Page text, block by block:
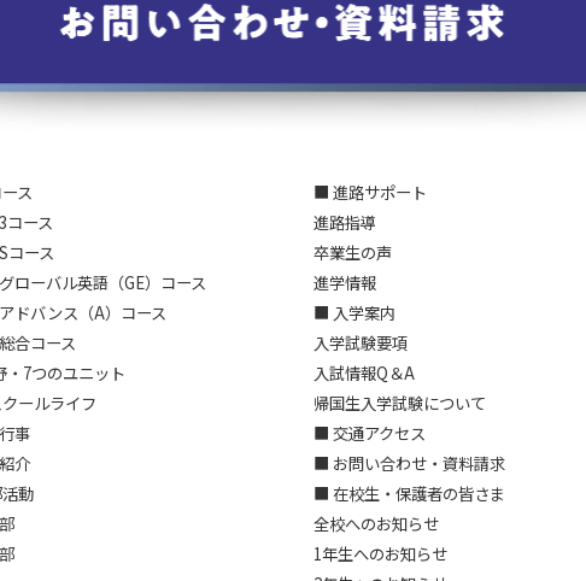
ス
コース
コース
ローバル英語（GE）コース
ドバンス（A）コース
合コース
・7つのユニット
ールライフ
事
介
動
■ 進路サポート
進路指導
卒業生の声
進学情報
■ 入学案内
入学試験要項
入試情報Q＆A
帰国生入学試験について
■ 交通アクセス
■ お問い合わせ・資料請求
■ 在校生・保護者の皆さま
全校へのお知らせ
1年生へのお知らせ